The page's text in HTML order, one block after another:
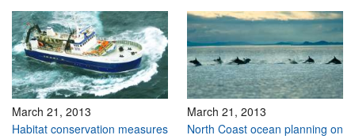
March 21, 2013
Habitat conservation measures
March 21, 2013
North Coast ocean planning on